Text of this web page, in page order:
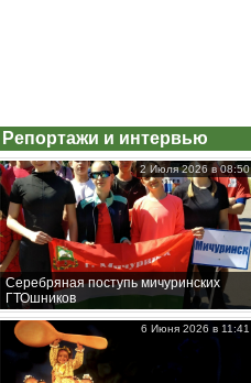
Репортажи и интервью
Серебряная поступь мичуринских
ГТОшников
2 Июля 2026 в 08:50
6 Июня 2026 в 11:41